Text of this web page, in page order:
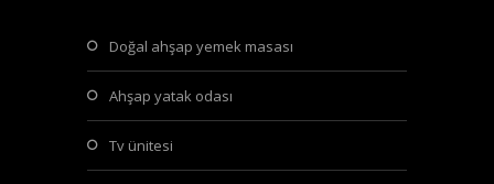
doğal ahşap yemek masası
ahşap yatak odası
tv ünitesi